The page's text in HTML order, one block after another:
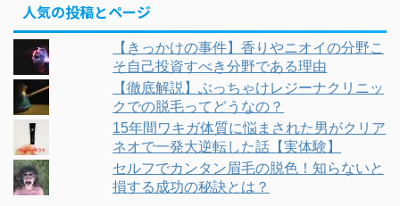
人気の投稿とページ
【きっかけの事件】香りやニオイの分野こ
そ自己投資すべき分野である理由
【徹底解説】ぶっちゃけレジーナクリニッ
クでの脱毛ってどうなの？
15年間ワキガ体質に悩まされた男がクリア
ネオで一発大逆転した話【実体験】
セルフでカンタン眉毛の脱色！知らないと
損する成功の秘訣とは？